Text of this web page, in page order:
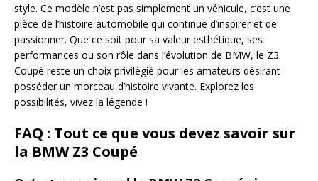
style. Ce modèle n’est pas simplement un véhicule, c’est une
pièce de l’histoire automobile qui continue d’inspirer et de
passionner. Que ce soit pour sa valeur esthétique, ses
performances ou son rôle dans l’évolution de BMW, le Z3
Coupé reste un choix privilégié pour les amateurs désirant
posséder un morceau d’histoire vivante. Explorez les
possibilités, vivez la légende !
FAQ : Tout ce que vous devez savoir sur
la BMW Z3 Coupé